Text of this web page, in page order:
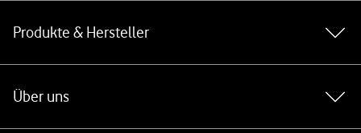
Produkte & Hersteller
Über uns